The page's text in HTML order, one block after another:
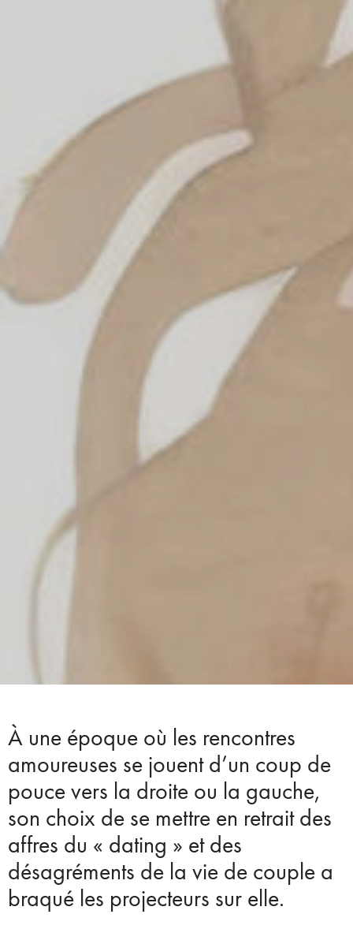
À une époque où les rencontres
amoureuses se jouent d’un coup de
pouce vers la droite ou la gauche,
son choix de se mettre en retrait des
affres du « dating » et des
désagréments de la vie de couple a
braqué les projecteurs sur elle.